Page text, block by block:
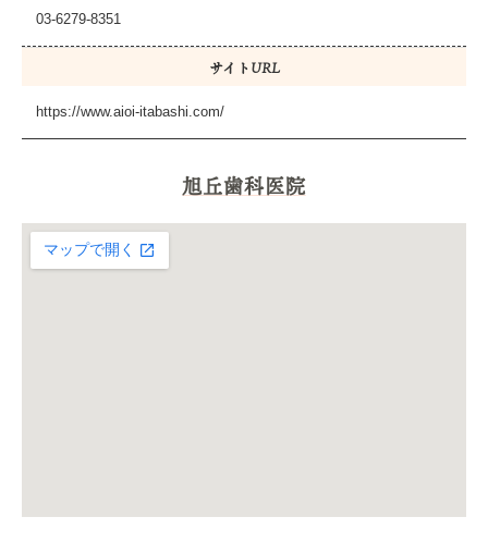
03-6279-8351
サイトURL
https://www.aioi-itabashi.com/
旭丘歯科医院